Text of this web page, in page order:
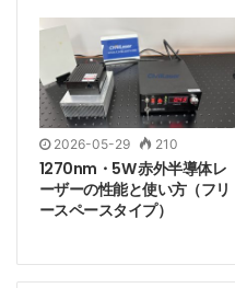
Tags 530nmレーザー
レーザースポット
2026-05-29 210
1270nm・5W 赤外半導体レ
ーザーの性能と使い方（フリ
ースペースタイプ）